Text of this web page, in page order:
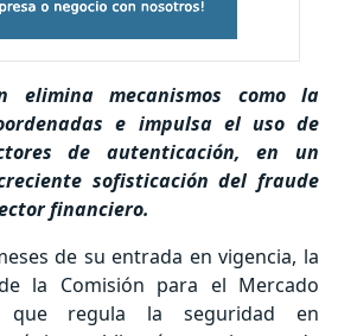
elimina mecanismos como la
e impulsa el uso de
de autenticación, en un
sofisticación del fraude
financiero.
de su entrada en vigencia, la
la Comisión para el Mercado
que regula la seguridad en